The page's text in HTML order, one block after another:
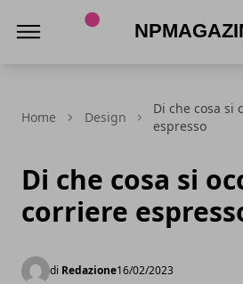
Home Design
Di che cosa si
espresso
Di che cosa si
corriere
di Redazione16/02/2023